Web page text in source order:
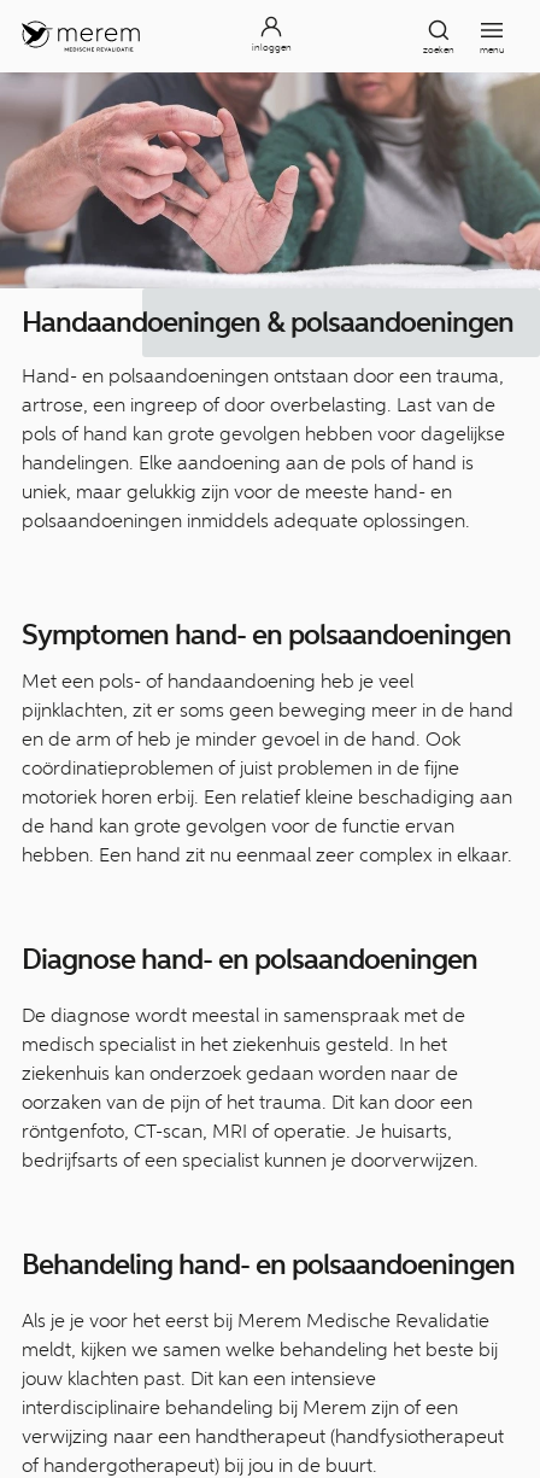
inloggen zoeken menu
Ha­nda­and­oen­ing­en ­& p­ols­aan­doe­nin­gen
Hand- en polsaandoeningen ontstaan door een trauma,
artrose, een ingreep of door overbelasting. Last van de
pols of hand kan grote gevolgen hebben voor dagelijkse
handelingen. Elke aandoening aan de pols of hand is
uniek, maar gelukkig zijn voor de meeste hand- en
polsaandoeningen inmiddels adequate oplossingen.
Symptomen hand- en polsaandoeningen
Met een pols- of handaandoening heb je veel
pijnklachten, zit er soms geen beweging meer in de hand
en de arm of heb je minder gevoel in de hand. Ook
coördinatieproblemen of juist problemen in de fijne
motoriek horen erbij. Een relatief kleine beschadiging aan
de hand kan grote gevolgen voor de functie ervan
hebben. Een hand zit nu eenmaal zeer complex in elkaar.
Diagnose hand- en polsaandoeningen
De diagnose wordt meestal in samenspraak met de
medisch specialist in het ziekenhuis gesteld. In het
ziekenhuis kan onderzoek gedaan worden naar de
oorzaken van de pijn of het trauma. Dit kan door een
röntgenfoto, CT-scan, MRI of operatie. Je huisarts,
bedrijfsarts of een specialist kunnen je doorverwijzen.
Behandeling hand- en polsaandoeningen
Als je je voor het eerst bij Merem Medische Revalidatie
meldt, kijken we samen welke behandeling het beste bij
jouw klachten past. Dit kan een intensieve
interdisciplinaire behandeling bij Merem zijn of een
verwijzing naar een handtherapeut (handfysiotherapeut
of handergotherapeut) bij jou in de buurt.